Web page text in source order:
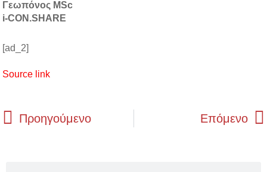
Γεωπόνος MSc
i-CON.SHARE
[ad_2]
Source link
Prev
Προηγούμενο Επόμενο